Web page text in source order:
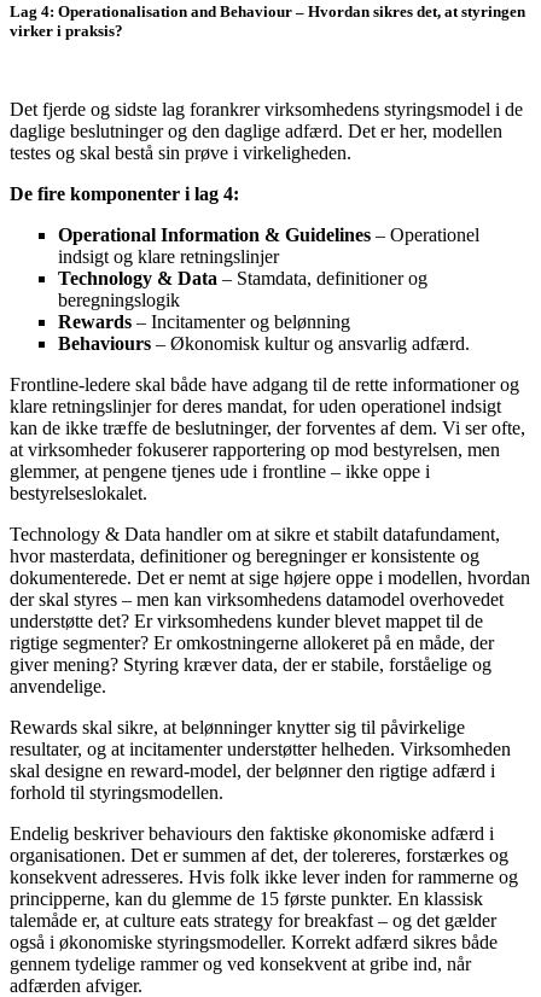
Lag 4: Operationalisation and Behaviour – Hvordan sikres det, at styringen
virker i praksis?
Det fjerde og sidste lag forankrer virksomhedens styringsmodel i de
daglige beslutninger og den daglige adfærd. Det er her, modellen
testes og skal bestå sin prøve i virkeligheden.
De fire komponenter i lag 4:
Operational Information & Guidelines – Operationel
indsigt og klare retningslinjer
Technology & Data – Stamdata, definitioner og
beregningslogik
Rewards – Incitamenter og belønning
Behaviours – Økonomisk kultur og ansvarlig adfærd.
Frontline-ledere skal både have adgang til de rette informationer og
klare retningslinjer for deres mandat, for uden operationel indsigt
kan de ikke træffe de beslutninger, der forventes af dem. Vi ser ofte,
at virksomheder fokuserer rapportering op mod bestyrelsen, men
glemmer, at pengene tjenes ude i frontline – ikke oppe i
bestyrelseslokalet.
Technology & Data handler om at sikre et stabilt datafundament,
hvor masterdata, definitioner og beregninger er konsistente og
dokumenterede. Det er nemt at sige højere oppe i modellen, hvordan
der skal styres – men kan virksomhedens datamodel overhovedet
understøtte det? Er virksomhedens kunder blevet mappet til de
rigtige segmenter? Er omkostningerne allokeret på en måde, der
giver mening? Styring kræver data, der er stabile, forståelige og
anvendelige.
Rewards skal sikre, at belønninger knytter sig til påvirkelige
resultater, og at incitamenter understøtter helheden. Virksomheden
skal designe en reward-model, der belønner den rigtige adfærd i
forhold til styringsmodellen.
Endelig beskriver behaviours den faktiske økonomiske adfærd i
organisationen. Det er summen af det, der tolereres, forstærkes og
konsekvent adresseres. Hvis folk ikke lever inden for rammerne og
principperne, kan du glemme de 15 første punkter. En klassisk
talemåde er, at culture eats strategy for breakfast – og det gælder
også i økonomiske styringsmodeller. Korrekt adfærd sikres både
gennem tydelige rammer og ved konsekvent at gribe ind, når
adfærden afviger.